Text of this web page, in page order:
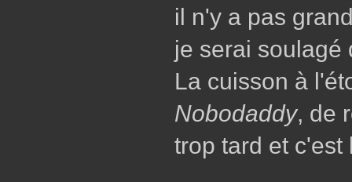
il n'y a pas
je serai soulagé
La cuisson à
Nobodaddy, de
trop tard et c'est